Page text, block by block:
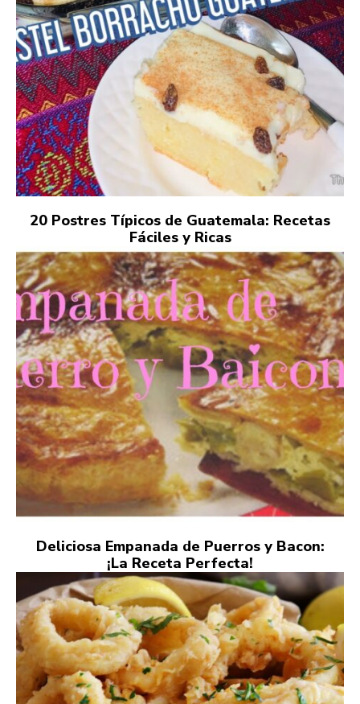
20 Postres Típicos de Guatemala: Recetas
Fáciles y Ricas
Deliciosa Empanada de Puerros y Bacon:
¡La Receta Perfecta!